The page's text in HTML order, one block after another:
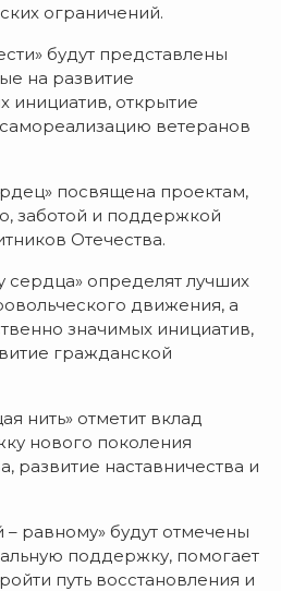
ограничений.
будут представлены
на развитие
инициатив, открытие
ветеранов
посвящена проектам,
заботой и поддержкой
Отечества.
сердца» определят лучших
движения, а
значимых инициатив,
гражданской
нить» отметит вклад
нового поколения
развитие наставничества и
равному» будут отмечены
поддержку, помогает
путь восстановления и